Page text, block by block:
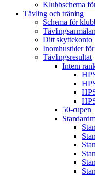
Klubbschema
Tävling och träning
Schema för
Ditt skyttekonto
Inomhustider
Tävlingsresultat
Intern
50-cupen